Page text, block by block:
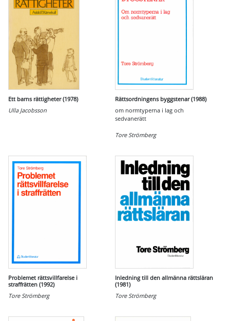
Ett barns rättigheter (1978)
Ulla Jacobsson
Rättsordningens byggstenar (1988)
om normtyperna i lag och
sedvanerätt
Tore Strömberg
Problemet rättsvillfarelse i
straffrätten (1992)
Tore Strömberg
Inledning till den allmänna rättsläran
(1981)
Tore Strömberg